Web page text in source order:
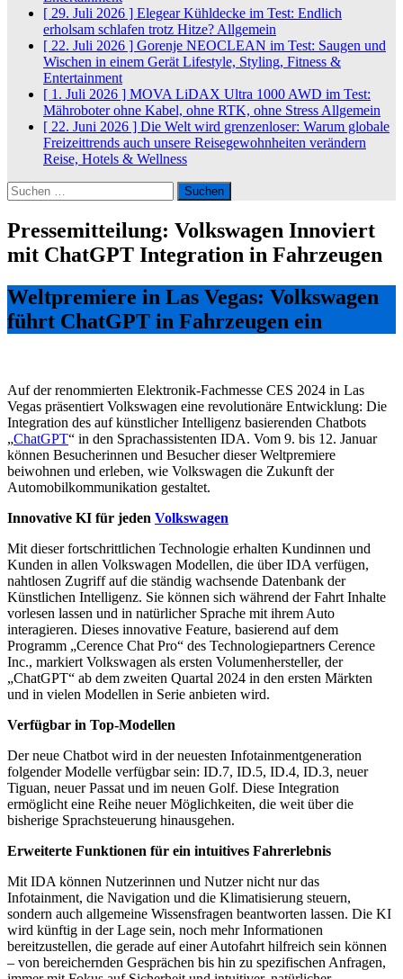
[ 29. Juli 2026 ] Elegear Kühldecke im Test: Endlich
erholsam schlafen trotz Hitze? Allgemein
[ 22. Juli 2026 ] Gorenje NEOCLEAN im Test: Saugen und
Wischen in einem Gerät Lifestyle, Styling, Fitness &
Entertainment
[ 1. Juli 2026 ] MOVA LiDAX Ultra 1000 AWD im Test:
Mähroboter ohne Kabel, ohne RTK, ohne Stress Allgemein
[ 22. Juni 2026 ] Die Welt wird grenzenloser: Warum globale
Freizeittrends auch unsere Reisegewohnheiten verändern
Reise, Hotels & Wellness
Suchen
nach:
Pressemitteilung: Volkswagen Innoviert
mit ChatGPT Integration in Fahrzeugen
Weltpremiere in Las Vegas: Volkswagen
führt ChatGPT in Fahrzeugen ein
Auf der renommierten Elektronik-Fachmesse CES 2024 in Las
Vegas präsentiert Volkswagen eine revolutionäre Entwicklung: Die
Integration des auf künstlicher Intelligenz basierenden Chatbots
„ChatGPT“ in den Sprachassistenten IDA. Vom 9. bis 12. Januar
können Besucherinnen und Besucher dieser Weltpremiere
beiwohnen und erleben, wie Volkswagen die Zukunft der
Automobilkommunikation gestaltet.
Innovative KI für jeden Volkswagen
Mit dieser fortschrittlichen Technologie erhalten Kundinnen und
Kunden in allen Volkswagen Modellen, die über IDA verfügen,
nahtlosen Zugriff auf die ständig wachsende Datenbank der
Künstlichen Intelligenz. Sie können sich während der Fahrt Inhalte
vorlesen lassen und in natürlicher Sprache mit ihrem Auto
interagieren. Dieses innovative Feature, basierend auf dem
Programm „Cerence Chat Pro“ des Technologiepartners Cerence
Inc., markiert Volkswagen als ersten Volumenhersteller, der
„ChatGPT“ ab dem zweiten Quartal 2024 in den ersten Märkten
und in vielen Modellen in Serie anbieten wird.
Verfügbar in Top-Modellen
Der neue Chatbot wird in der neuesten Infotainmentgeneration
folgender Modelle verfügbar sein: ID.7, ID.5, ID.4, ID.3, neuer
Tiguan, neuer Passat und im neuen Golf. Diese Integration
ermöglicht eine Reihe neuer Möglichkeiten, die weit über die
bisherige Sprachsteuerung hinausgehen.
Erweiterte Funktionen für ein intuitives Fahrerlebnis
Mit IDA können Nutzerinnen und Nutzer nicht nur das
Infotainment, die Navigation und die Klimatisierung steuern,
sondern auch allgemeine Wissensfragen beantworten lassen. Die KI
wird künftig in der Lage sein, noch mehr Informationen
bereitzustellen, die gerade auf einer Autofahrt hilfreich sein können
– von bereichernden Gesprächen bis hin zu spezifischen Anfragen,